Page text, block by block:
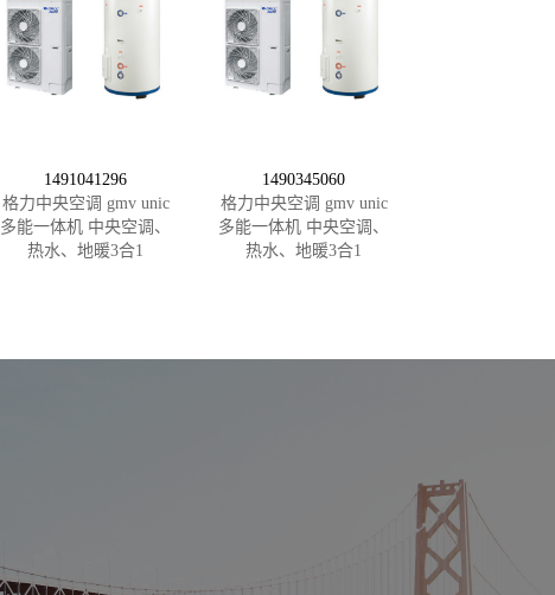
1491041296
格力中央空调 gmv unic
多能一体机 中央空调、
热水、地暖3合1
1490345060
格力中央空调 gmv unic
多能一体机 中央空调、
热水、地暖3合1